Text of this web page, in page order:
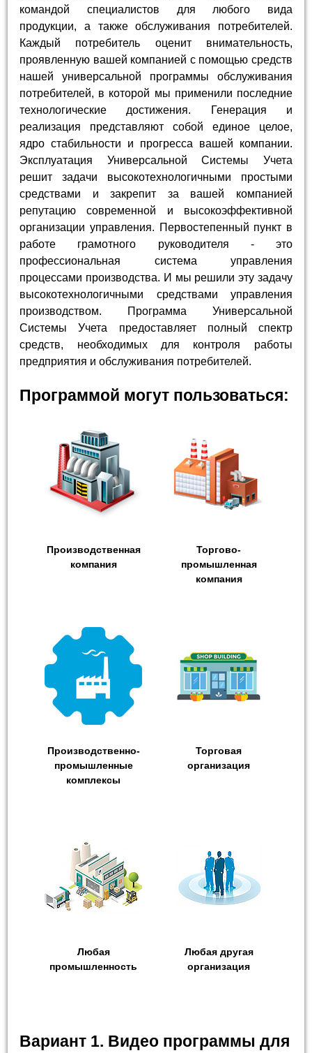
командой специалистов для любого вида
продукции, а также обслуживания потребителей.
Каждый потребитель оценит внимательность,
проявленную вашей компанией с помощью средств
нашей универсальной программы обслуживания
потребителей, в которой мы применили последние
технологические достижения. Генерация и
реализация представляют собой единое целое,
ядро стабильности и прогресса вашей компании.
Эксплуатация Универсальной Системы Учета
решит задачи высокотехнологичными простыми
средствами и закрепит за вашей компанией
репутацию современной и высокоэффективной
организации управления. Первостепенный пункт в
работе грамотного руководителя - это
профессиональная система управления
процессами производства. И мы решили эту задачу
высокотехнологичными средствами управления
производством. Программа Универсальной
Системы Учета предоставляет полный спектр
средств, необходимых для контроля работы
предприятия и обслуживания потребителей.
Программой могут пользоваться:
Производственная
компания
Торгово-
промышленная
компания
Производственно-
промышленные
комплексы
Торговая
организация
Любая
промышленность
Любая другая
организация
Вариант 1. Видео программы для